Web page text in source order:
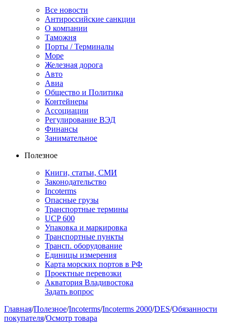
Все новости
Антироссийские санкции
О компании
Таможня
Порты / Терминалы
Море
Железная дорога
Авто
Авиа
Общество и Политика
Контейнеры
Ассоциации
Регулирование ВЭД
Финансы
Занимательное
Полезное
Книги, статьи, СМИ
Законодательство
Incoterms
Опасные грузы
Транспортные термины
UCP 600
Упаковка и маркировка
Транспортные пункты
Трансп. оборудование
Единицы измерения
Карта морских портов в РФ
Проектные перевозки
Акватория Владивостока
Задать вопрос
Главная/Полезное/Incoterms/Incoterms 2000/DES/Обязанности
покупателя/Осмотр товара